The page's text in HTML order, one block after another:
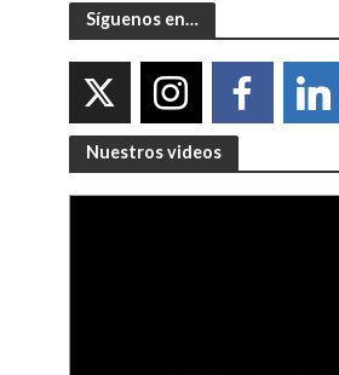
Síguenos en…
Nuestros videos